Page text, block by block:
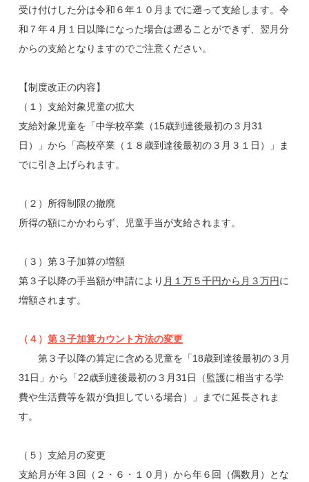
受け付けした分は令和６年１０月までに遡って支給します。令
和７年４月１日以降になった場合は遡ることができず、翌月分
からの支給となりますのでご注意ください。
【制度改正の内容】
（１）支給対象児童の拡大
支給対象児童を「中学校卒業（15歳到達後最初の３月31
日）」から「高校卒業（１８歳到達後最初の３月３１日）」ま
でに引き上げられます。
（２）所得制限の撤廃
所得の額にかかわらず、児童手当が支給されます。
（３）第３子加算の増額
第３子以降の手当額が申請により 月１万５千円から月３万円に
増額されます。
（４） 第３子加算カウント方法の変更
第３子以降の算定に含める児童を「18歳到達後最初の３月
31日」から「22歳到達後最初の３月31日（監護に相当する学
費や生活費等を親が負担している場合）」までに延長されま
す。
（５）支給月の変更
支給月が年３回（２・６・１０月）から年６回（偶数月）とな